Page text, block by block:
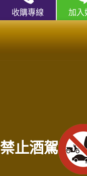
收購流程 │ 收購品項
中心│
大里區老酒收購、台中市大
區老酒收購、台中市外埔區
酒收購、台中市南屯區老酒
購、台中市北區老酒收購、
收購專線 加入
禁止酒駕